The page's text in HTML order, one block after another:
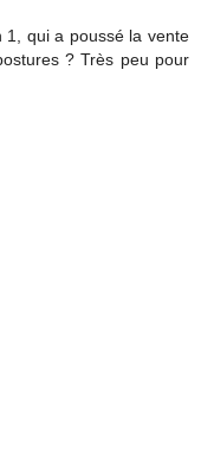
1, qui a poussé la vente
? Très peu pour